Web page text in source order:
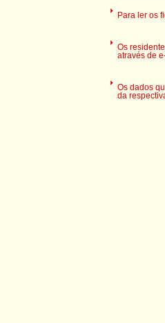
Para ler os
Os
através de
Os dados
da